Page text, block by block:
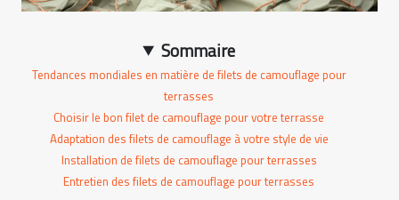
Sommaire
Tendances mondiales en matière de filets de camouflage pour
terrasses
Choisir le bon filet de camouflage pour votre terrasse
Adaptation des filets de camouflage à votre style de vie
Installation de filets de camouflage pour terrasses
Entretien des filets de camouflage pour terrasses